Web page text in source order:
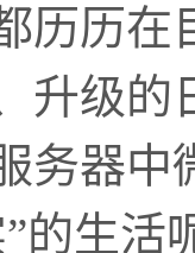
历历在
升级的
务器
的生